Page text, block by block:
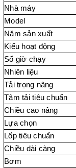
Nhà máy
Model
Năm sản xuất
Kiểu hoạt động
Số giờ chạy
Nhiên liệu
Tải trọng nâng
Tâm tải tiêu chuẩn
Chiều cao nâng
Lựa chọn
Lốp tiêu chuẩn
Chiều dài càng
Bơm